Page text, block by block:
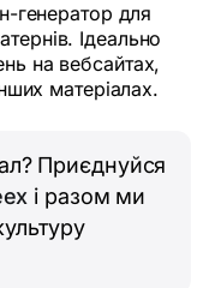
генератор для
Ідеально
на вебсайтах,
матеріалах.
Приєднуйся
і разом ми